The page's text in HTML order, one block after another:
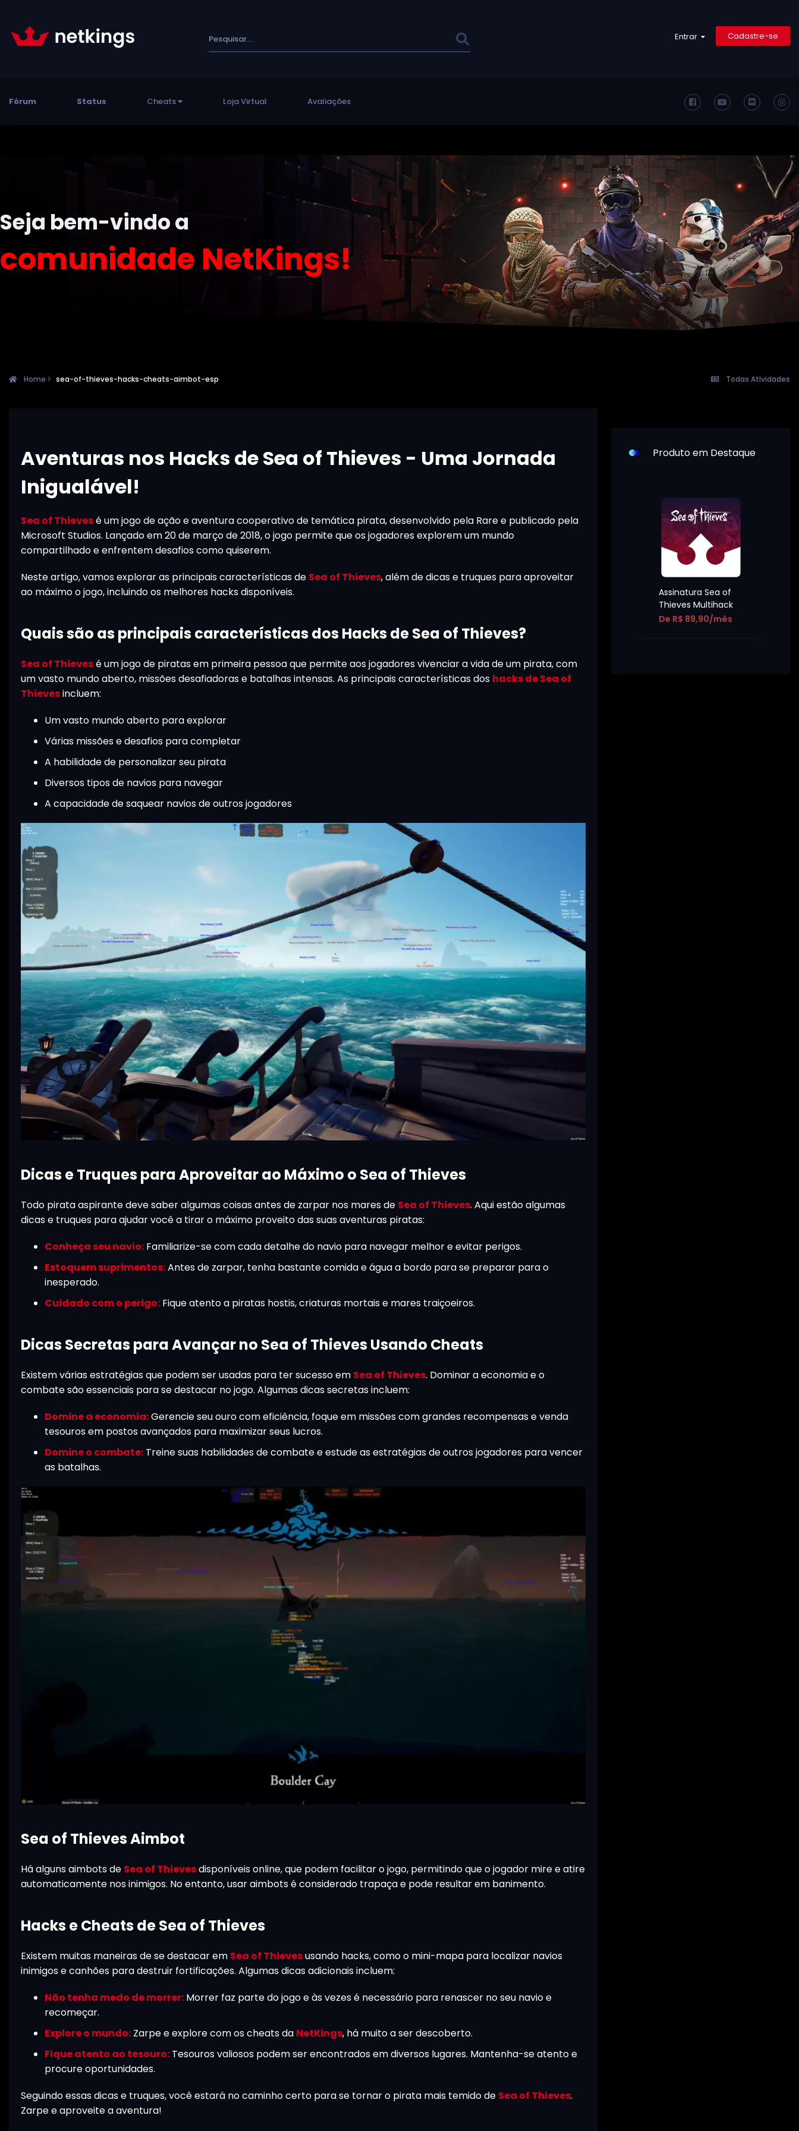
Entrar Cadastre-se
Fórum Status Cheats Loja Virtual Avaliações
Seja bem-vindo a
comunidade NetKings!
Todas Atividades
Home sea-of-thieves-hacks-cheats-aimbot-esp
Aventuras nos Hacks de Sea of Thieves - Uma Jornada
Inigualável!
Sea of Thievesé um jogo de ação e aventura cooperativo de temática pirata, desenvolvido pela Rare e publicado pela
Microsoft Studios. Lançado em 20 de março de 2018, o jogo permite que os jogadores explorem um mundo
compartilhado e enfrentem desafios como quiserem.
Neste artigo, vamos explorar as principais características de Sea of Thieves, além de dicas e truques para aproveitar
ao máximo o jogo, incluindo os melhores hacks disponíveis.
Quais são as principais características dos Hacks de Sea of Thieves?
Sea of Thievesé um jogo de piratas em primeira pessoa que permite aos jogadores vivenciar a vida de um pirata, com
um vasto mundo aberto, missões desafiadoras e batalhas intensas. As principais características dos hacks de Sea of
Thievesincluem:
Um vasto mundo aberto para explorar
Várias missões e desafios para completar
A habilidade de personalizar seu pirata
Diversos tipos de navios para navegar
A capacidade de saquear navios de outros jogadores
Dicas e Truques para Aproveitar ao Máximo o Sea of Thieves
Todo pirata aspirante deve saber algumas coisas antes de zarpar nos mares de Sea of Thieves. Aqui estão algumas
dicas e truques para ajudar você a tirar o máximo proveito das suas aventuras piratas:
Conheça seu navio: Familiarize-se com cada detalhe do navio para navegar melhor e evitar perigos.
Estoquem suprimentos:Antes de zarpar, tenha bastante comida e água a bordo para se preparar para o
inesperado.
Cuidado com o perigo: Fique atento a piratas hostis, criaturas mortais e mares traiçoeiros.
Dicas Secretas para Avançar no Sea of Thieves Usando Cheats
Existem várias estratégias que podem ser usadas para ter sucesso em Sea of Thieves. Dominar a economia e o
combate são essenciais para se destacar no jogo. Algumas dicas secretas incluem:
Domine a economia:Gerencie seu ouro com eficiência, foque em missões com grandes recompensas e venda
tesouros em postos avançados para maximizar seus lucros.
Domine o combate: Treine suas habilidades de combate e estude as estratégias de outros jogadores para vencer
as batalhas.
Sea of Thieves Aimbot
Há alguns aimbots de Sea of Thievesdisponíveis online, que podem facilitar o jogo, permitindo que o jogador mire e atire
automaticamente nos inimigos. No entanto, usar aimbots é considerado trapaça e pode resultar em banimento.
Hacks e Cheats de Sea of Thieves
Existem muitas maneiras de se destacar em Sea of Thievesusando hacks, como o mini-mapa para localizar navios
inimigos e canhões para destruir fortificações. Algumas dicas adicionais incluem:
Não tenha medo de morrer: Morrer faz parte do jogo e às vezes é necessário para renascer no seu navio e
recomeçar.
Explore o mundo: Zarpe e explore com os cheats da NetKings, há muito a ser descoberto.
Fique atento ao tesouro: Tesouros valiosos podem ser encontrados em diversos lugares. Mantenha-se atento e
procure oportunidades.
Seguindo essas dicas e truques, você estará no caminho certo para se tornar o pirata mais temido de Sea of Thieves.
Zarpe e aproveite a aventura!
Produto em Destaque
Assinatura Sea of
Thieves Multihack
De R$ 89,90/mês